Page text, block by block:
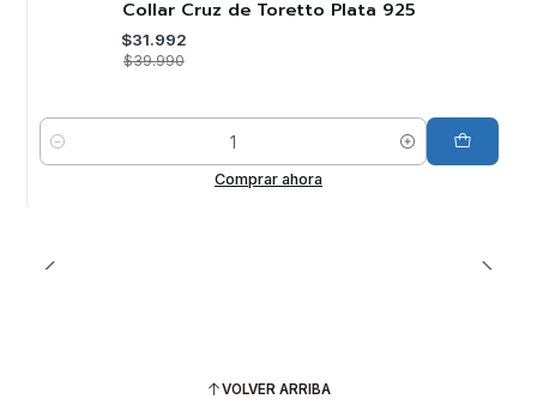
Collar Cruz de Toretto Plata 925
$31.992
$39.990
Cantidad
Comprar ahora
VOLVER ARRIBA